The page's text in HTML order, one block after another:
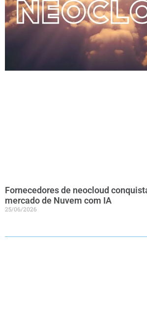
Fornecedores de neocloud
mercado de Nuvem com IA
25/06/2026